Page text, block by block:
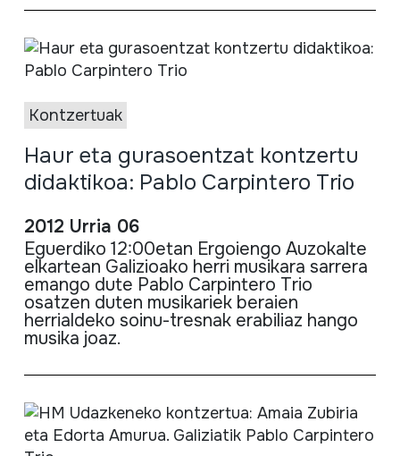
Kontzertuak
Haur eta gurasoentzat kontzertu
didaktikoa: Pablo Carpintero Trio
2012 Urria 06
Eguerdiko 12:00etan Ergoiengo Auzokalte
elkartean Galizioako herri musikara sarrera
emango dute Pablo Carpintero Trio
osatzen duten musikariek beraien
herrialdeko soinu-tresnak erabiliaz hango
musika joaz.